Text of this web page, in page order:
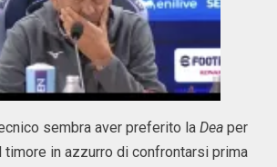
sembra aver preferito la Dea per
in azzurro di confrontarsi prima